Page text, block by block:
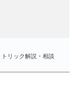
トリック解説・相談